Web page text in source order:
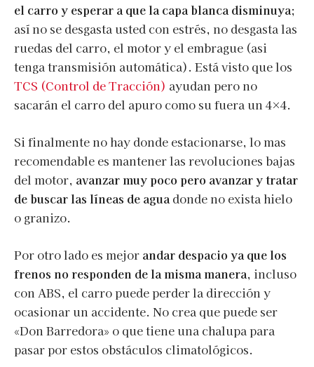
el carro y esperar a que la capa blanca disminuya;
así no se desgasta usted con estrés, no desgasta las
ruedas del carro, el motor y el embrague (asi
tenga transmisión automática). Está visto que los
TCS (Control de Tracción) ayudan pero no
sacarán el carro del apuro como su fuera un 4×4.
Si finalmente no hay donde estacionarse, lo mas
recomendable es mantener las revoluciones bajas
del motor, avanzar muy poco pero avanzar y tratar
de buscar las líneas de aguadonde no exista hielo
o granizo.
Por otro lado es mejor andar despacio ya que los
frenos no responden de la misma manera, incluso
con ABS, el carro puede perder la dirección y
ocasionar un accidente. No crea que puede ser
«Don Barredora» o que tiene una chalupa para
pasar por estos obstáculos climatológicos.